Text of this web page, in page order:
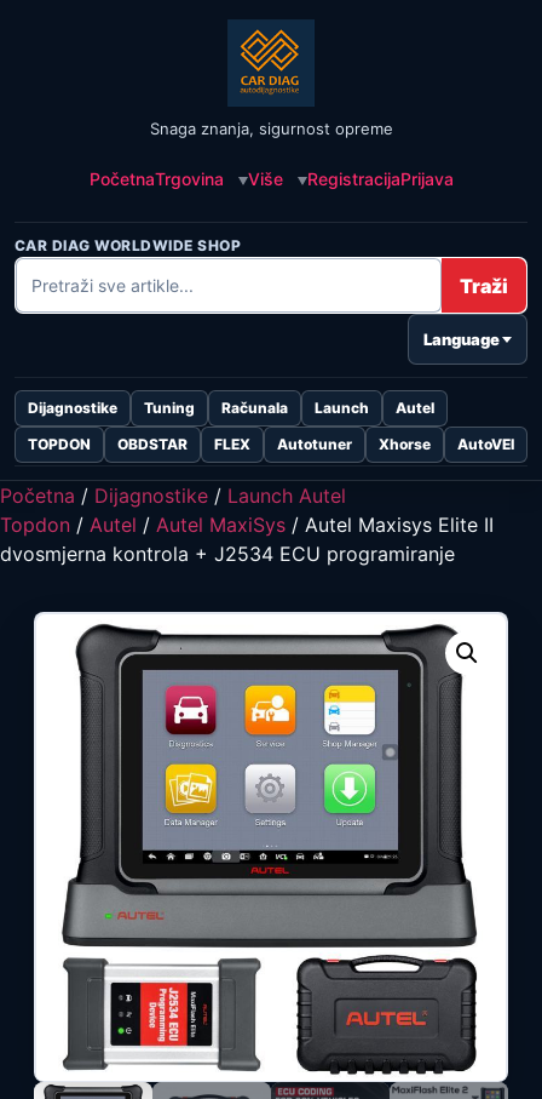
Snaga znanja, sigurnost opreme
PočetnaTrgovina Više RegistracijaPrijava
CAR DIAG WORLDWIDE SHOP
Traži
Language
Dijagnostike Tuning Računala Launch
Autel
TOPDON
OBDSTAR FLEX Autotuner Xhorse AutoVEI
Početna / Dijagnostike / Launch Autel
Topdon / Autel / Autel MaxiSys / Autel Maxisys Elite II
dvosmjerna kontrola + J2534 ECU programiranje